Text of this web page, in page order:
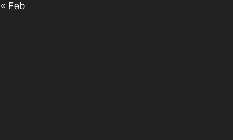
« Feb